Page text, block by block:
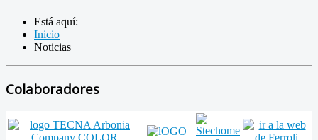
Está aquí:
Inicio
Noticias
Colaboradores